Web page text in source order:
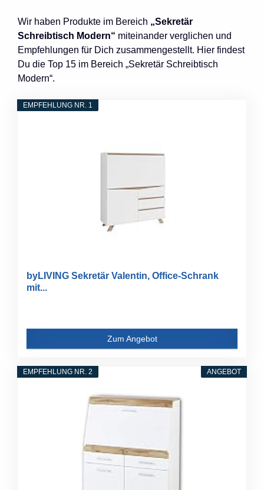
Wir haben Produkte im Bereich „Sekretär
Schreibtisch Modern“ miteinander verglichen und
Empfehlungen für Dich zusammengestellt. Hier findest
Du die Top 15 im Bereich „Sekretär Schreibtisch
Modern“.
EMPFEHLUNG NR. 1
byLIVING Sekretär Valentin, Office-Schrank
mit...
Zum Angebot
ANGEBOT
EMPFEHLUNG NR. 2